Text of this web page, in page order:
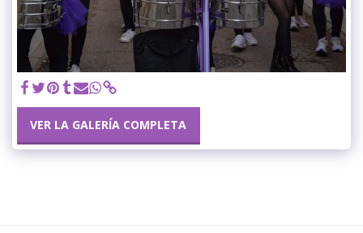
VER LA GALERÍA COMPLETA